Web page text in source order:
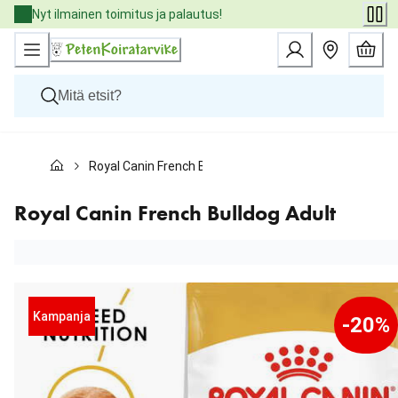
Skip
to
Content
Nyt ilmainen toimitus ja palautus!
Kissat
Eläinlääkäriruoat
Tuotemerkit
Royal Canin French Bulldog Adult
Royal Canin French Bulldog Adult
Kampanja -20%